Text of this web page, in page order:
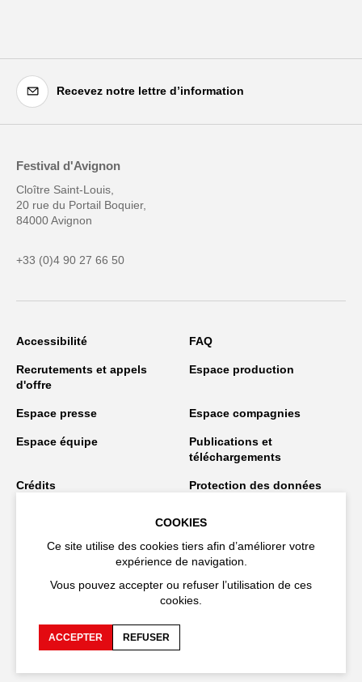
Recevez notre lettre d’information
Festival d'Avignon
Cloître Saint-Louis,
20 rue du Portail Boquier,
84000 Avignon
+33 (0)4 90 27 66 50
Accessibilité FAQ
Recrutements et appels
d'offre
Espace production
Espace presse Espace compagnies
Espace équipe
Publications et
téléchargements
Crédits
Protection des données
Restez connecté
COOKIES
Ce site utilise des cookies tiers afin d’améliorer votre
expérience de navigation.
Vous pouvez accepter ou refuser l’utilisation de ces
cookies.
ACCEPTER REFUSER